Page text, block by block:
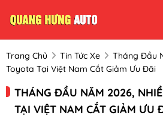
Trang Chủ Tin Tức Xe
Tháng Đầu
Toyota Tại Việt Nam Cắt Giảm Ưu Đãi
THÁNG ĐẦU NĂM 2026,
TẠI VIỆT NAM CẮT GIẢM ƯU